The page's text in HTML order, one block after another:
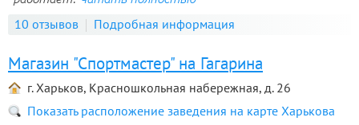
10 отзывов Подробная информация
Магазин "Спортмастер" на Гагарина
г. Харьков, Красношкольная набережная, д. 26
Показать расположение заведения на карте Харькова